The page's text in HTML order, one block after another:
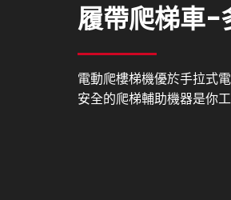
履帶爬梯車-
電動爬樓梯機優於手拉式
安全的爬梯輔助機器是你